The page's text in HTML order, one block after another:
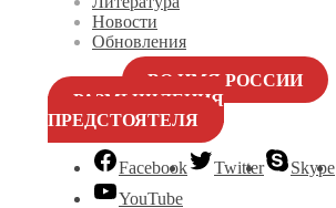
Новости
Обновления
ВО ИМЯ РОССИИ
РАЗМЫШЛЕНИЯ
ПРЕДСТОЯТЕЛЯ
Facebook Twitter Skype
YouTube